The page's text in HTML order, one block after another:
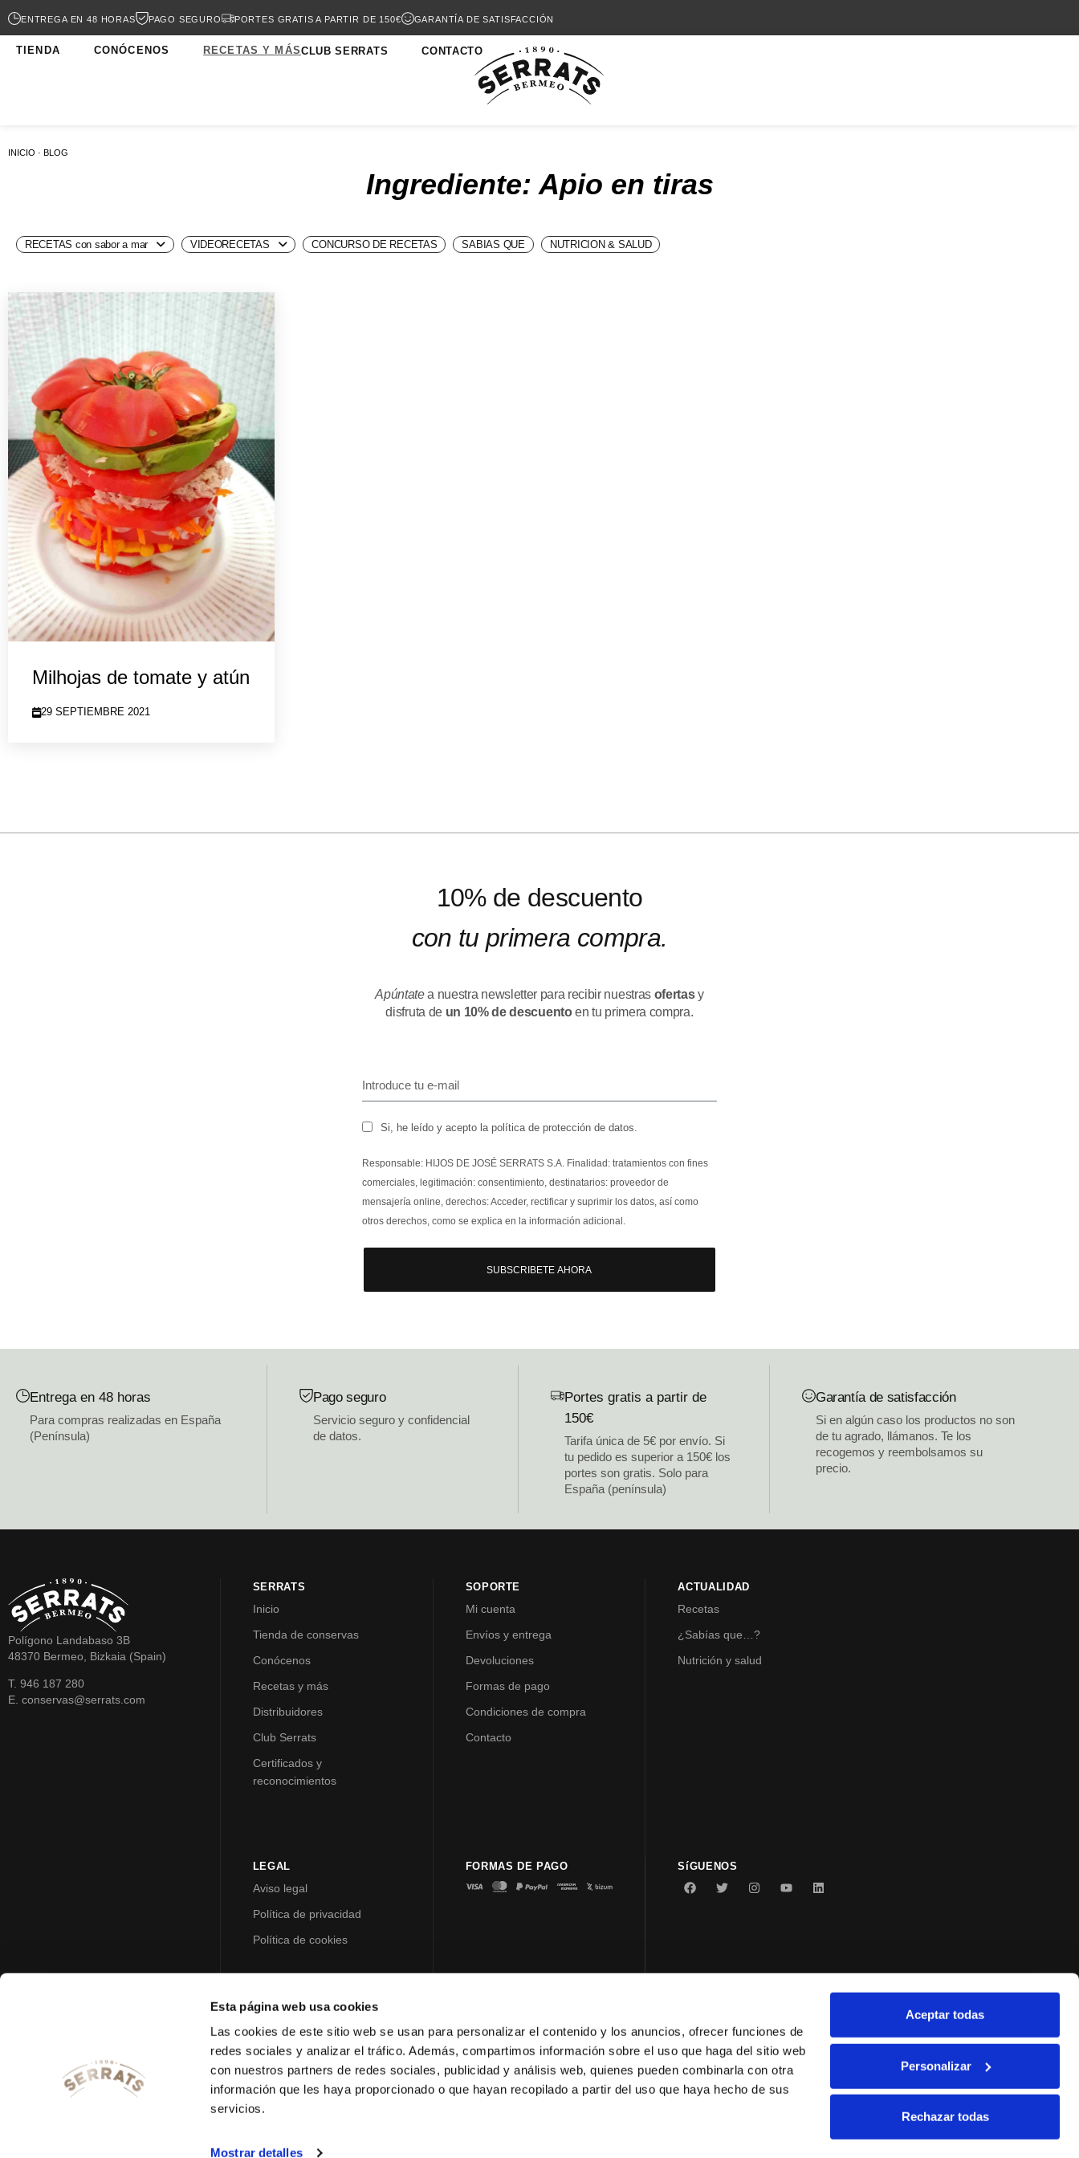
Esta página web usa cookies
Las cookies de este sitio web se usan para personalizar el contenido y los anuncios, ofrecer funciones de
redes sociales y analizar el tráfico. Además, compartimos información sobre el uso que haga del sitio web
con nuestros partners de redes sociales, publicidad y análisis web, quienes pueden combinarla con otra
información que les haya proporcionado o que hayan recopilado a partir del uso que haya hecho de sus
servicios.
Mostrar detalles
Aceptar todas
Personalizar
Rechazar todas
ENTREGA EN 48 HORAS PAGO SEGURO PORTES GRATIS A PARTIR DE 150€ GARANTÍA DE SATISFACCIÓN
TIENDA CONÓCENOS RECETAS Y MÁSCLUB SERRATS CONTACTO
INICIO · BLOG
Ingrediente: Apio en tiras
RECETAS con sabor a mar VIDEORECETAS CONCURSO DE RECETAS SABIAS QUE NUTRICION & SALUD
Milhojas de tomate y atún
29 SEPTIEMBRE 2021
10% de descuento
con tu primera compra.
Apúntatea nuestra newsletter para recibir nuestras ofertasy
disfruta de un 10% de descuentoen tu primera compra.
Si, he leído y acepto la política de protección de datos.
Responsable: HIJOS DE JOSÉ SERRATS S.A. Finalidad: tratamientos con fines
comerciales, legitimación: consentimiento, destinatarios: proveedor de
mensajería online, derechos: Acceder, rectificar y suprimir los datos, así como
otros derechos, como se explica en la información adicional.
SUBSCRIBETE AHORA
Entrega en 48 horas
Para compras realizadas en España
(Península)
Pago seguro
Servicio seguro y confidencial
de datos.
Portes gratis a partir de
150€
Tarifa única de 5€ por envío. Si
tu pedido es superior a 150€ los
portes son gratis. Solo para
España (península)
Garantía de satisfacción
Si en algún caso los productos no son
de tu agrado, llámanos. Te los
recogemos y reembolsamos su
precio.
Polígono Landabaso 3B
48370 Bermeo, Bizkaia (Spain)
T. 946 187 280
E. conservas@serrats.com
SERRATS
Inicio
Tienda de conservas
Conócenos
Recetas y más
Distribuidores
Club Serrats
Certificados y
reconocimientos
SOPORTE
Mi cuenta
Envíos y entrega
Devoluciones
Formas de pago
Condiciones de compra
Contacto
ACTUALIDAD
Recetas
¿Sabías que…?
Nutrición y salud
LEGAL
Aviso legal
Política de privacidad
Política de cookies
FORMAS DE PAGO SíGUENOS
© 2023 Conservas Serrats